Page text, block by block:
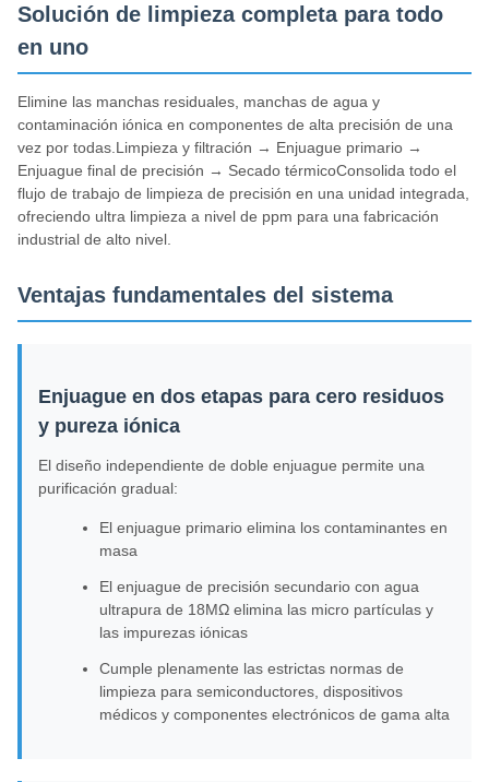
Solución de limpieza completa para todo
en uno
Elimine las manchas residuales, manchas de agua y
contaminación iónica en componentes de alta precisión de una
vez por todas.Limpieza y filtración → Enjuague primario →
Enjuague final de precisión → Secado térmicoConsolida todo el
flujo de trabajo de limpieza de precisión en una unidad integrada,
ofreciendo ultra limpieza a nivel de ppm para una fabricación
industrial de alto nivel.
Ventajas fundamentales del sistema
Enjuague en dos etapas para cero residuos
y pureza iónica
El diseño independiente de doble enjuague permite una
purificación gradual:
El enjuague primario elimina los contaminantes en
masa
El enjuague de precisión secundario con agua
ultrapura de 18MΩ elimina las micro partículas y
las impurezas iónicas
Cumple plenamente las estrictas normas de
limpieza para semiconductores, dispositivos
médicos y componentes electrónicos de gama alta